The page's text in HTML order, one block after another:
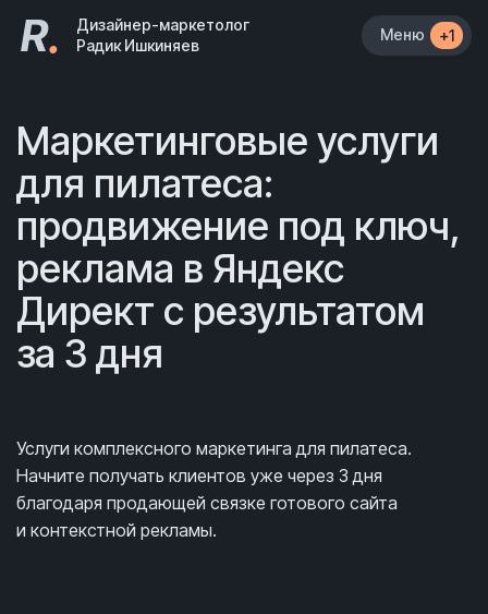
R.
Дизайнер-маркетолог
Радик Ишкиняев
Меню +1
Маркетинговые услуги
для пилатеса:
продвижение под ключ,
реклама в Яндекс
Директ с результатом
за 3 дня
Услуги комплексного маркетинга для пилатеса.
Начните получать клиентов уже через 3 дня
благодаря продающей связке готового сайта
и контекстной рекламы.